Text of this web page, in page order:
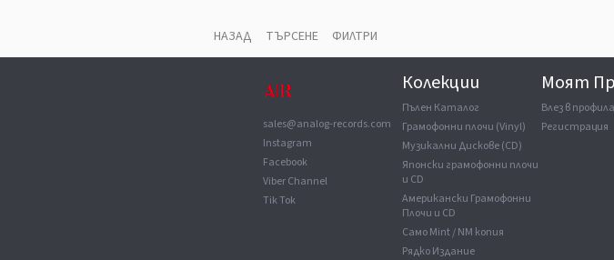
НАЗАД ТЪРСЕНЕ ФИЛТРИ
sales@analog-records.com
Instagram
Facebook
Viber Channel
Tik Tok
Колекции
Пълен Каталог
Грамофонни плочи (Vinyl)
Музикални Дискове (CD)
Японски грамофонни плочи
и CD
Американски Грамофонни
Плочи и CD
Само Mint / NM копия
Рядко Издание
Моят
Влез в профила
Регистрация